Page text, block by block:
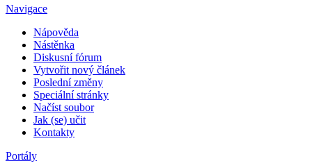
Navigace
Nápověda
Nástěnka
Diskusní fórum
Vytvořit nový článek
Poslední změny
Speciální stránky
Načíst soubor
Jak (se) učit
Kontakty
Portály